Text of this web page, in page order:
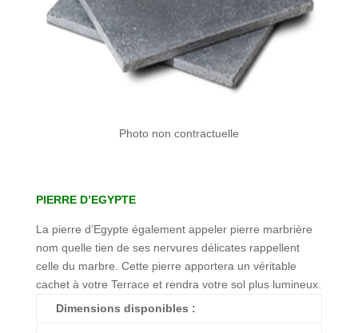
Photo non contractuelle
PIERRE D’EGYPTE
La pierre d’Egypte également appeler pierre marbrière
nom quelle tien de ses nervures délicates rappellent
celle du marbre. Cette pierre apportera un véritable
cachet à votre Terrace et rendra votre sol plus lumineux.
Dimensions disponibles :